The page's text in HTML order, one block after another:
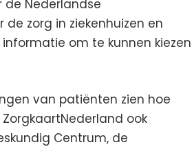
de Nederlandse
zorg in ziekenhuizen en
om te kunnen kiezen
van patiënten zien hoe
ook
Centrum, de